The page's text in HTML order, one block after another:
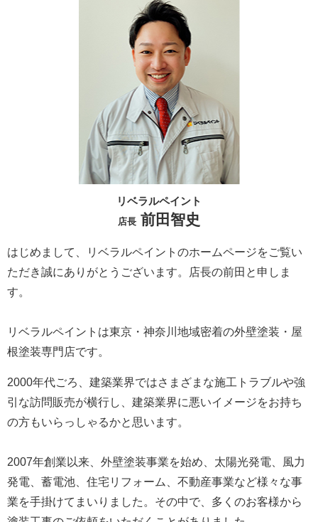
リベラルペイント
店長 前田智史
はじめまして、リベラルペイントのホームページをご覧い
ただき誠にありがとうございます。
店長の前田と申しま
す。
リベラルペイントは東京・神奈川地域密着の外壁塗装・屋
根塗装専門店です。
2000年代ごろ、建築業界ではさまざまな施工トラブルや強
引な訪問販売が横行し、建築業界に悪いイメージをお持ち
の方もいらっしゃるかと思います。
2007年創業以来、外壁塗装事業を始め、太陽光発電、風力
発電、蓄電池、住宅リフォーム、不動産事業など様々な事
業を手掛けてまいりました。 その中で、多くのお客様から